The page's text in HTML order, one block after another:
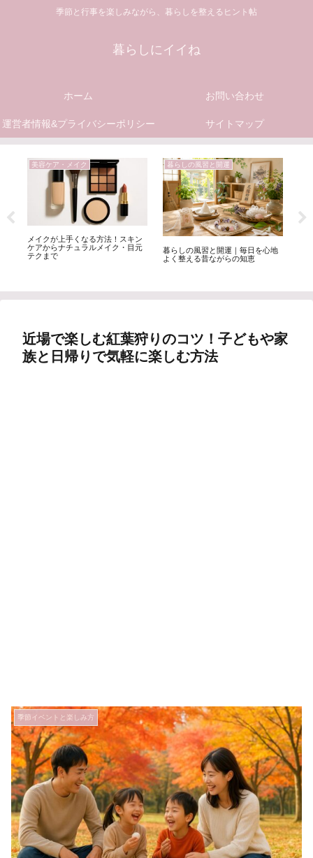
季節と行事を楽しみながら、暮らしを整えるヒント帖
暮らしにイイね
ホーム お問い合わせ
運営者情報&プライバシーポリシー サイトマップ
美容ケア・メイク
メイクが上手くなる方法！スキン
ケアからナチュラルメイク・目元
テクまで
暮らしの風習と開運
暮らしの風習と開運｜毎日を心地
よく整える昔ながらの知恵
近場で楽しむ紅葉狩りのコツ！子どもや家
族と日帰りで気軽に楽しむ方法
季節イベントと楽しみ方